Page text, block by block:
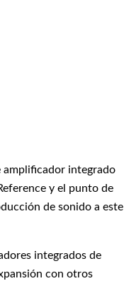
amplificador integrado
y el punto de
de sonido a este
integrados de
con otros